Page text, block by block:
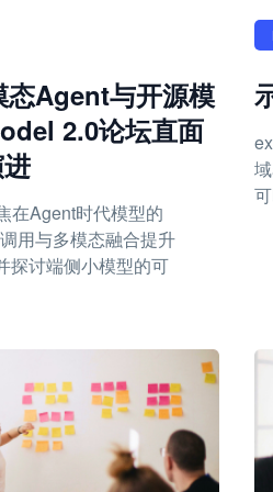
态Agent与开源模
2.0论坛直面
在Agent时代模型的
用与多模态融合提升
探讨端侧小模型的可